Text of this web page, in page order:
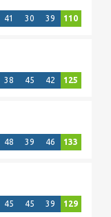
41 30 39 110
38 45 42 125
48 39 46 133
45 45 39 129